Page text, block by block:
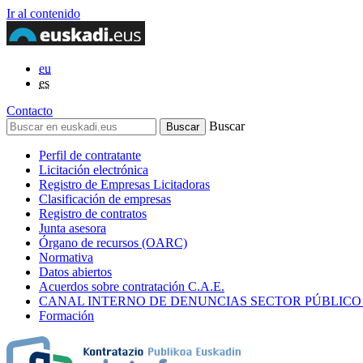
Ir al contenido
eu
es
Contacto
Buscar
Perfil de contratante
Licitación electrónica
Registro de Empresas Licitadoras
Clasificación de empresas
Registro de contratos
Junta asesora
Órgano de recursos (OARC)
Normativa
Datos abiertos
Acuerdos sobre contratación C.A.E.
CANAL INTERNO DE DENUNCIAS SECTOR
Formación